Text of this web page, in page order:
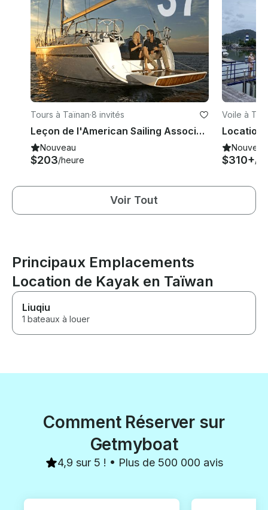
Tours à Taïnan·8 invités
Leçon de l'American Sailing Association
Nouveau
$203/heure
Voile à
Nouveau
$310+/
Voir Tout
Principaux Emplacements
Location de Kayak en Taïwan
Liuqiu
1 bateaux à louer
Comment Réserver sur
Getmyboat
4,9 sur 5 ! • Plus de 500 000 avis